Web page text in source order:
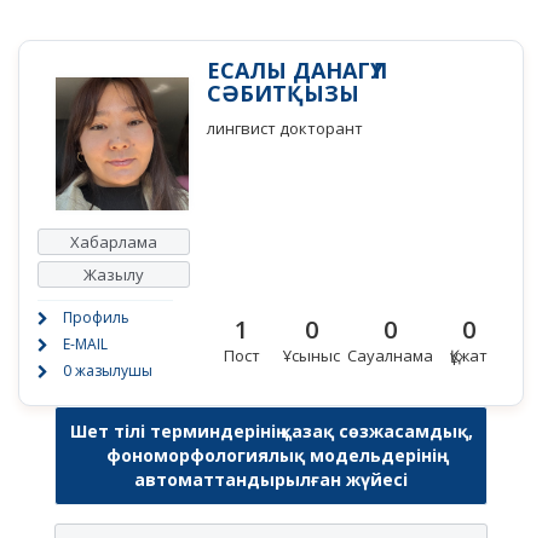
Хабарлама
Жазылу
Профиль
E-MAIL
0 жазылушы
ЕСАЛЫ ДАНАГҮЛ
СӘБИТҚЫЗЫ
лингвист докторант
1
Пост
0
Ұсыныс
0
Сауалнама
0
Құжат
Шет тілі терминдерінің қазақ сөзжасамдық,
фономорфологиялық модельдерінің
автоматтандырылған жүйесі